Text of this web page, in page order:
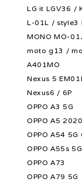
LG it LGV36 /
L-01L / style3
MONO MO-
moto g13 /
A401MO
Nexus 5
Nexus6 / 6P
OPPO A3 5G
OPPO A5 2020
OPPO A54 5G
OPPO A55s 5G
OPPO A73
OPPO A79 5G